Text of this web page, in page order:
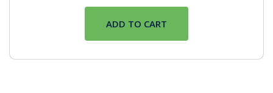
ADD TO CART